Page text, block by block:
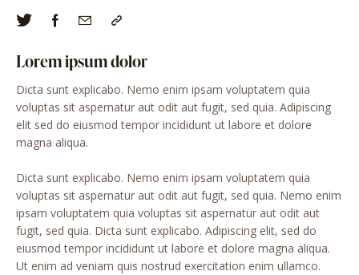
Lorem ipsum dolor
Dicta sunt explicabo. Nemo enim ipsam voluptatem quia
voluptas sit aspernatur aut odit aut fugit, sed quia. Adipiscing
elit sed do eiusmod tempor incididunt ut labore et dolore
magna aliqua.
Dicta sunt explicabo. Nemo enim ipsam voluptatem quia
voluptas sit aspernatur aut odit aut fugit, sed quia. Nemo enim
ipsam voluptatem quia voluptas sit aspernatur aut odit aut
fugit, sed quia. Dicta sunt explicabo. Adipiscing elit, sed do
eiusmod tempor incididunt ut labore et dolore magna aliqua.
Ut enim ad veniam quis nostrud exercitation enim ullamco.